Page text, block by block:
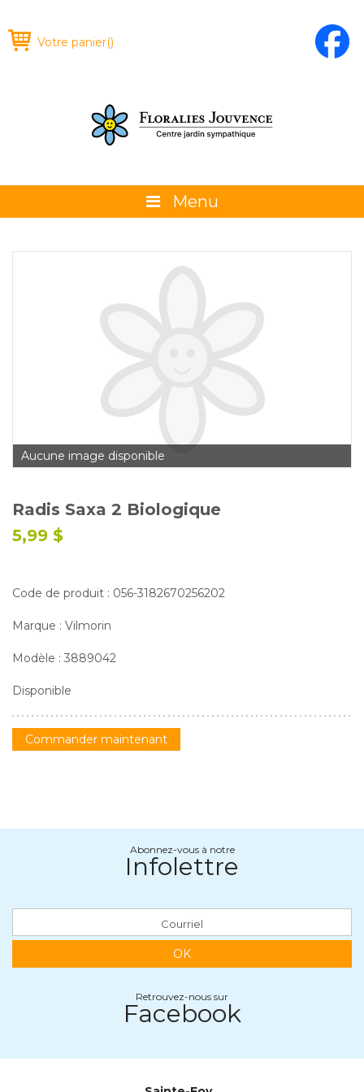
Votre panier()
Menu
La boutique
Promotions et évènements
Calendrier horticole
Emplois
Service à la clientèle
Nous joindre
Aucune image disponible
Radis Saxa 2 Biologique
5,99 $
Code de produit : 056-3182670256202
Marque : Vilmorin
Modèle : 3889042
Disponible
Commander maintenant
Abonnez-vous à notre
Infolettre
OK
Retrouvez-nous sur
Facebook